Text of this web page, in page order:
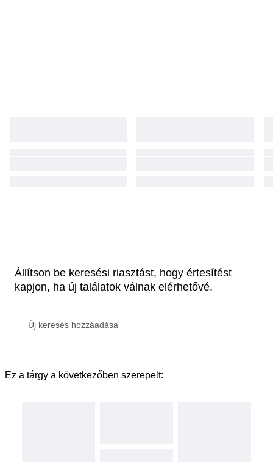
Állítson be keresési riasztást, hogy értesítést
kapjon, ha új találatok válnak elérhetővé.
Ez a tárgy a következőben szerepelt: